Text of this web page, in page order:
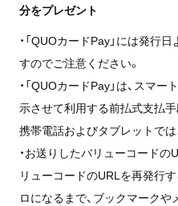
分をプレゼント
・「QUOカードPay」には発行
すのでご注意ください。
・「QUOカードPay」は、スマ
示させて利用する前払式支払
携帯電話およびタブレットでは
・お送りしたバリューコード
リューコードのURLを再発行
ロになるまで、ブックマーク